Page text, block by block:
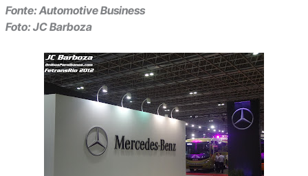
Fonte: Automotive Business
Foto: JC Barboza